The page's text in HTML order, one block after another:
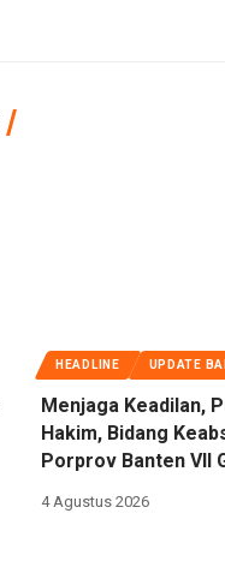
HEADLINE UPDATE
Menjaga Keadilan,
Hakim, Bidang
Porprov Banten VII
4 Agustus 2026